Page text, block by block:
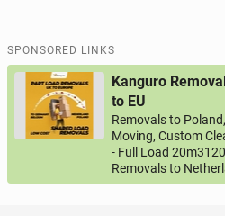
SPONSORED LINKS
Kanguro
to EU
Removals to
Moving, Custom
- Full Load
Removals to